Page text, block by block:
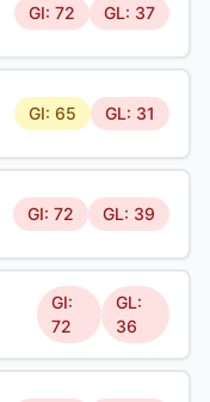
GI: 72 GL: 37
GI: 65 GL: 31
GI: 72 GL: 39
GI:
72
GL:
36